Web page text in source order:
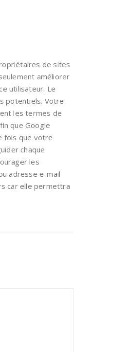
de sites
améliorer
utilisateur. Le
potentiels. Votre
les termes de
que Google
fois que votre
chaque
les
adresse e-mail
car elle permettra